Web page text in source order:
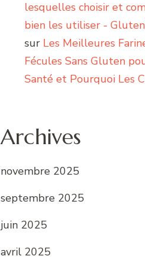
lesquelles choisir et
bien les utiliser -
sur Les Meilleures
Fécules Sans Gluten
Santé et Pourquoi Les
Archives
novembre 2025
septembre 2025
juin 2025
avril 2025